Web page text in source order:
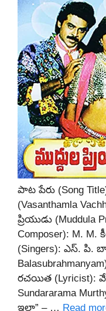
పాట పేరు (Song
(Vasanthamla
ప్రియుడు (Muddula
Composer): M.
(Singers): ఎస్. పి.
రచయిత (Lyricist):
Sundararama
ఇలా” – … Read